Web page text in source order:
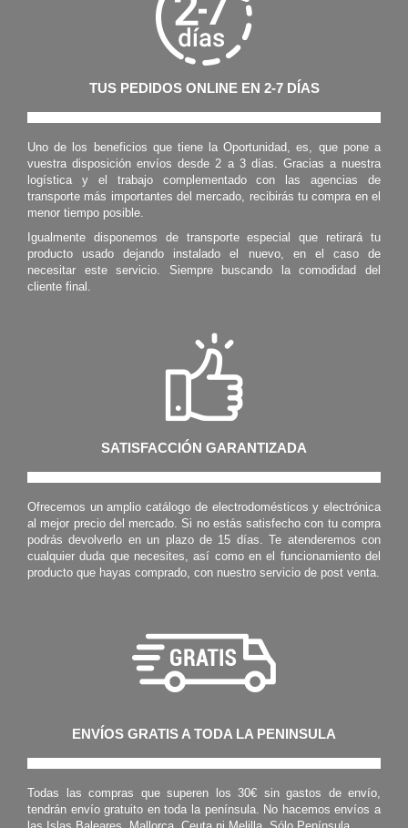
TUS PEDIDOS ONLINE EN 2-7 DÍAS
Uno de los beneficios que tiene la Oportunidad, es, que pone a
vuestra disposición envíos desde 2 a 3 días. Gracias a nuestra
logística y el trabajo complementado con las agencias de
transporte más importantes del mercado, recibirás tu compra en el
menor tiempo posible.
Igualmente disponemos de transporte especial que retirará tu
producto usado dejando instalado el nuevo, en el caso de
necesitar este servicio. Siempre buscando la comodidad del
cliente final.
SATISFACCIÓN GARANTIZADA
Ofrecemos un amplio catálogo de electrodomésticos y electrónica
al mejor precio del mercado. Si no estás satisfecho con tu compra
podrás devolverlo en un plazo de 15 días. Te atenderemos con
cualquier duda que necesites, así como en el funcionamiento del
producto que hayas comprado, con nuestro servicio de post venta.
ENVÍOS GRATIS A TODA LA PENINSULA
Todas las compras que superen los 30€ sin gastos de envío,
tendrán envío gratuito en toda la península. No hacemos envíos a